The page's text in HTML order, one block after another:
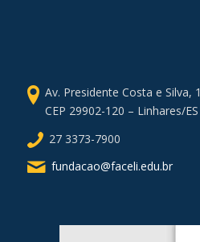
Av. Presidente Costa e
CEP 29902-120 – Linhares/ES
27 3373-7900
fundacao@faceli.edu.br